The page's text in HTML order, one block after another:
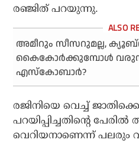
രഞ്ജിത് പറയുന്നു.
അമീറും സീസറുമല്ല,
കൈകോര്‍ക്കുമ്പോള്‍
എസ്‌കോബാര്‍?
രജിനിയെ വെച്ച്
പറയിപ്പിച്ചതിന്റെ
വെറിയനാണെന്ന് പലരും